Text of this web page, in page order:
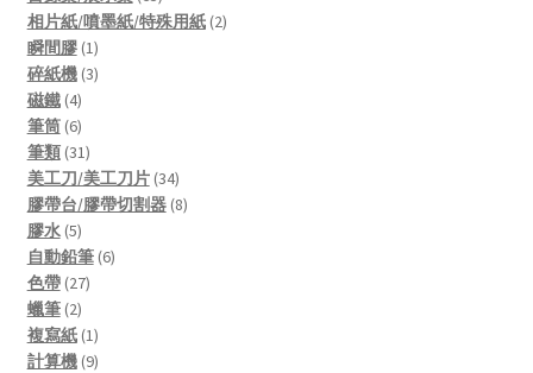
products
相片紙/噴墨紙/特殊用紙 22
瞬間膠 11
product
碎紙機 33
磁鐵 44
products
筆筒 66
products
筆類 3131
products
美工刀/美工刀片 3434
products
膠帶台/膠帶切割器 88
膠水 55
products
自動鉛筆 66
色帶 2727
蠟筆 22
products
複寫紙 11
product
計算機 99